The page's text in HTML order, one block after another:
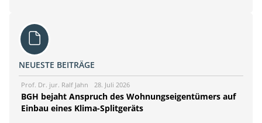
NEUESTE BEITRÄGE
Prof. Dr. jur. Ralf Jahn 28. Juli 2026
BGH bejaht Anspruch des Wohnungseigentümers auf
Einbau eines Klima-Splitgeräts